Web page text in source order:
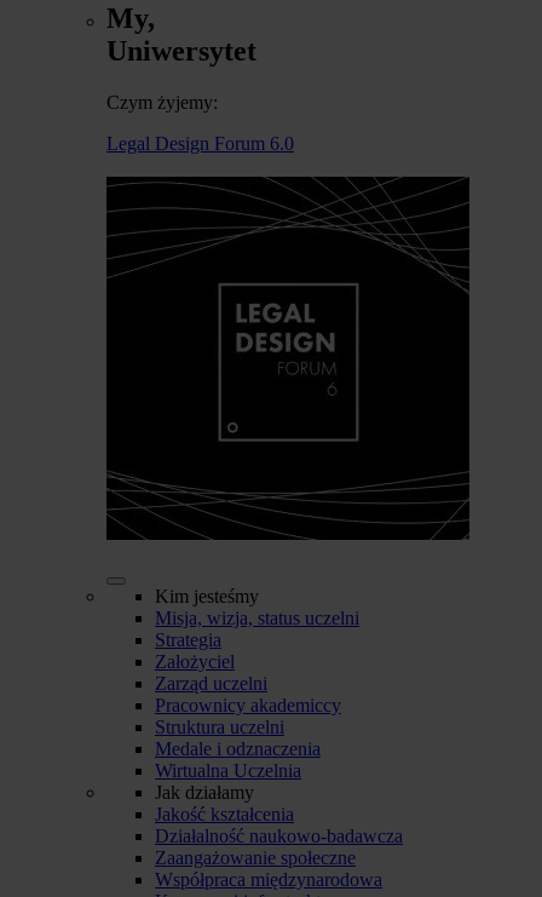
My,
Uniwersytet
Czym żyjemy:
Legal Design Forum 6.0
Kim jesteśmy
Misja, wizja, status uczelni
Strategia
Założyciel
Zarząd uczelni
Pracownicy akademiccy
Struktura uczelni
Medale i odznaczenia
Wirtualna Uczelnia
Jak działamy
Jakość kształcenia
Działalność naukowo-badawcza
Zaangażowanie społeczne
Współpraca międzynarodowa